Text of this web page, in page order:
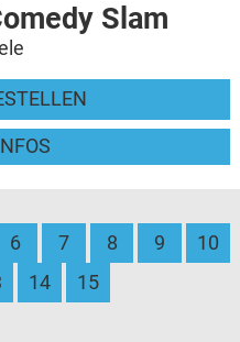
Slam
6 7 8 9
10
14 15